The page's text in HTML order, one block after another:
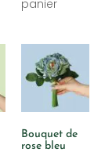
panier
Bouquet de
rose bleu